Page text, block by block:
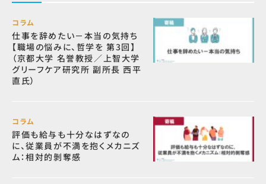
コラム
仕事を辞めたい－本当の気持ち
【職場の悩みに、哲学を 第3回】
（京都大学 名誉教授／上智大学
グリーフケア研究所 副所長 西平
直氏）
コラム
評価も給与も十分なはずなの
に、従業員が不満を抱くメカニズ
ム：相対的剝奪感